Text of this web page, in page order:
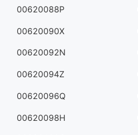
00620088P
00620090X
00620092N
00620094Z
00620096Q
00620098H